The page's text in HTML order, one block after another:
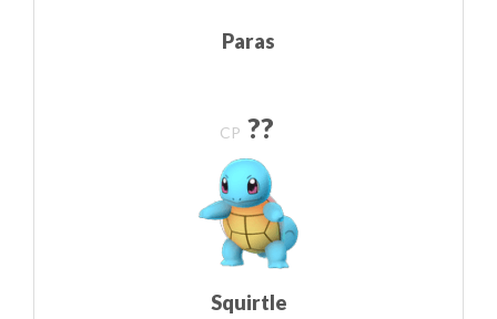
Paras
CP ??
Squirtle